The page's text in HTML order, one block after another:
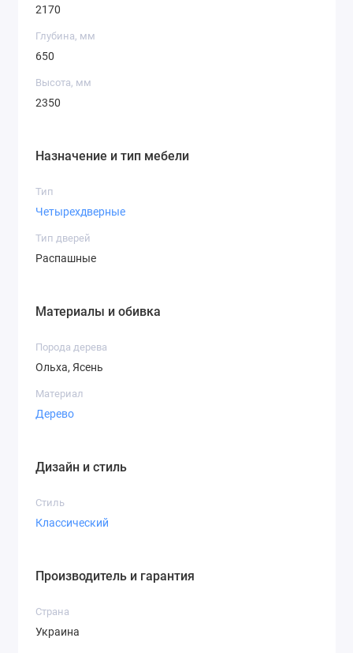
2170
Глубина, мм
650
Высота, мм
2350
Назначение и тип мебели
Тип
Четырехдверные
Тип дверей
Распашные
Материалы и обивка
Порода дерева
Ольха, Ясень
Материал
Дерево
Дизайн и стиль
Стиль
Классический
Производитель и гарантия
Страна
Украина